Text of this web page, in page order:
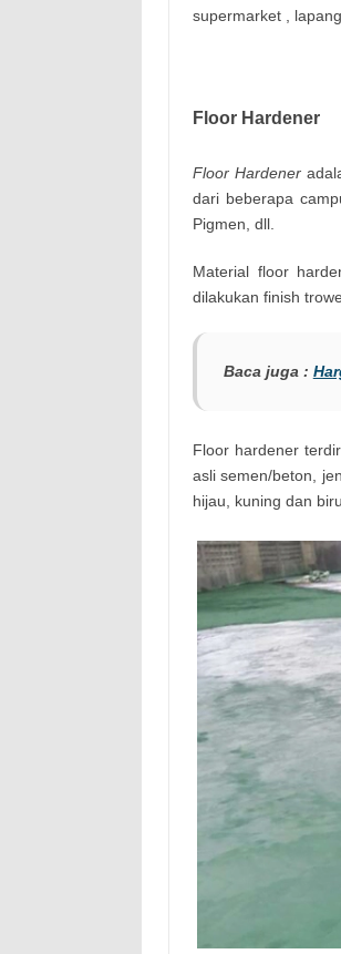
supermarket ,
Floor Hardener
Floor Hardener
dari beberapa
Pigmen, dll.
Material floor
dilakukan finish
Baca juga :
Floor hardener
asli semen/beton,
hijau, kuning dan